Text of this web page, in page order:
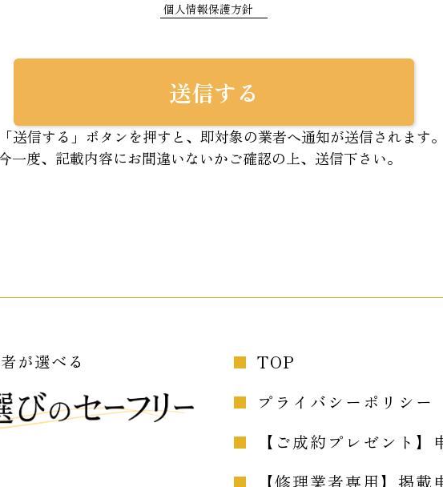
個人情報保護方針
送信する」ボタンを押すと、即対象の業者へ通知が送信されます。
一度、記載内容にお間違いないかご確認の上、送信下さい。
が選べる
TOP
プライバシーポリシー
【ご成約プレゼント】
【修理業者専用】掲載